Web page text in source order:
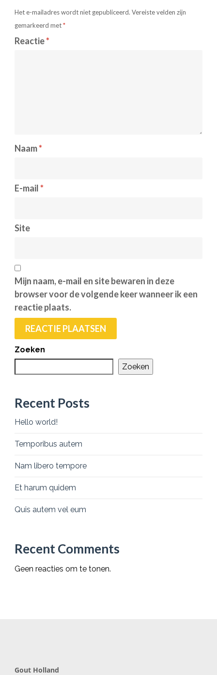
Het e-mailadres wordt niet gepubliceerd. Vereiste velden zijn
gemarkeerd met*
Reactie*
Naam*
E-mail*
Site
Mijn naam, e-mail en site bewaren in deze
browser voor de volgende keer wanneer ik een
reactie plaats.
Zoeken
Zoeken
Recent Posts
Hello world!
Temporibus autem
Nam libero tempore
Et harum quidem
Quis autem vel eum
Recent Comments
Geen reacties om te tonen.
Gout Holland